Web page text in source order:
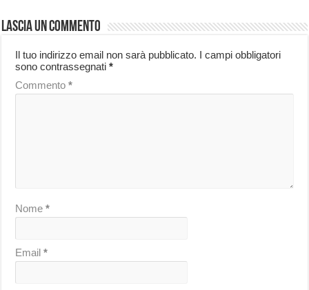
Lascia un commento
Il tuo indirizzo email non sarà pubblicato. I campi obbligatori
sono contrassegnati*
Commento*
Nome*
Email*